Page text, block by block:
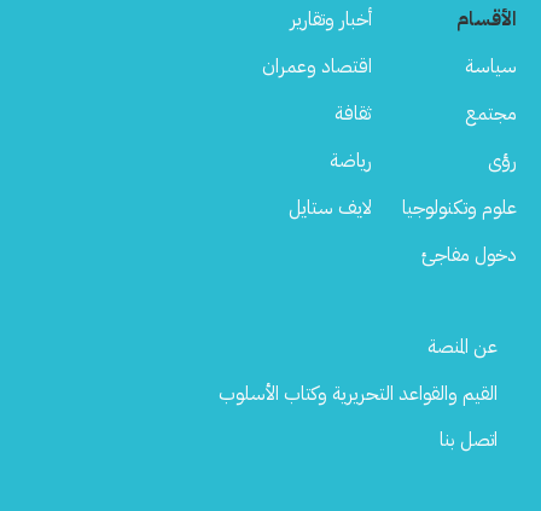
الأقسام
أخبار وتقارير
سياسة
اقتصاد وعمران
مجتمع
ثقافة
رؤى
رياضة
علوم وتكنولوجيا
لايف ستايل
دخول مفاجئ
Footer
عن المنصة
القيم والقواعد التحريرية وكتاب الأسلوب
اتصل بنا